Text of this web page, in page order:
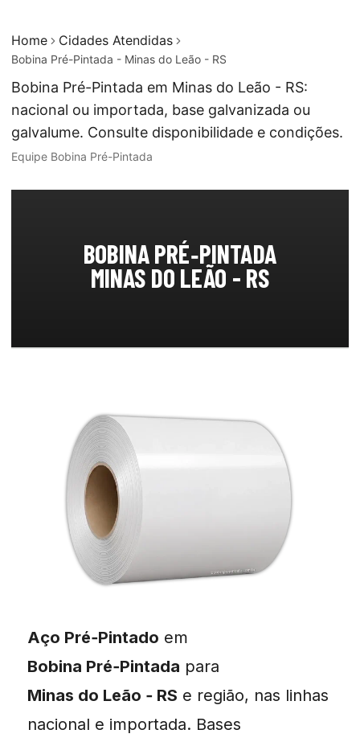
Home Cidades Atendidas
Bobina Pré-Pintada - Minas do Leão - RS
Bobina Pré-Pintada em Minas do Leão - RS:
nacional ou importada, base galvanizada ou
galvalume. Consulte disponibilidade e condições.
Equipe Bobina Pré-Pintada
BOBINA PRÉ‑PINTADA
MINAS DO LEÃO - RS
Aço Pré‑Pintado em
Bobina Pré‑Pintada para
Minas do Leão ‑ RS e região, nas linhas
nacional e importada. Bases